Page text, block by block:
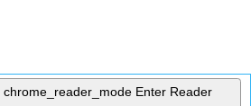
chrome_reader_mode Enter Reader